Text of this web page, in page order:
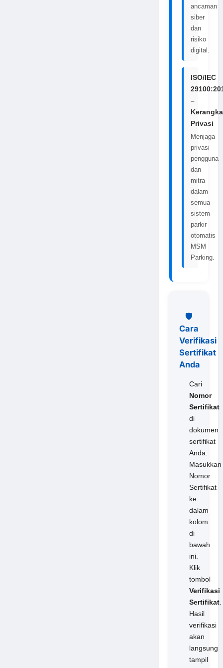
ancaman
siber
dan
risiko
digital.
ISO/IEC
–
Kerangka
Privasi
Menjaga
privasi
pengguna
dan
mitra
dalam
semua
sistem
parkir
otomatis
MSM
Parking.
🛡️
Cara
Verifikasi
Sertifikat
Anda
Cari
Nomor
Sertifikat
di
dokumen
sertifikat
Anda.
Masukkan
Nomor
Sertifikat
ke
dalam
kolom
di
bawah
ini.
Klik
tombol
Verifikasi
Sertifikat.
Hasil
verifikasi
akan
langsung
tampil